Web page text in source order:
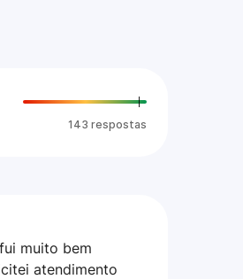
143 respostas
muito bem
atendimento